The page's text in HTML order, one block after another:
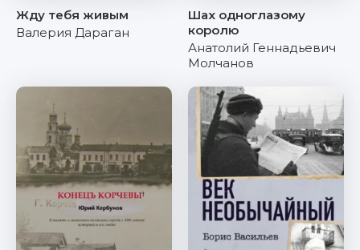
Жду тебя живым
Валерия Дараган
Шах одноглазому
королю
Анатолий Геннадьевич
Молчанов